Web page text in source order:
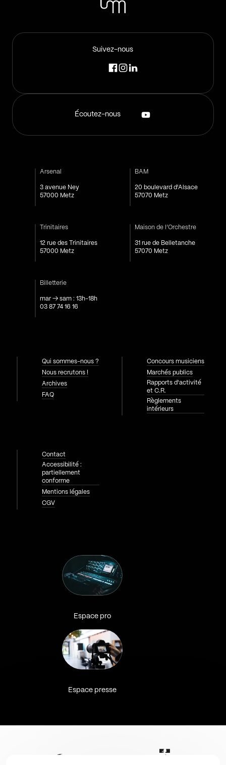
Suivez-nous
Écoutez-nous
Arsenal
3 avenue Ney
57000 Metz
BAM
20 boulevard d'Alsace
57070 Metz
Trinitaires
12 rue des Trinitaires
57000 Metz
Maison de l’Orchestre
31 rue de Belletanche
57070 Metz
Billetterie
mar → sam : 13h-18h
03 87 74 16 16
Qui sommes-nous ?
Nous recrutons !
Archives
FAQ
Concours musiciens
Marchés publics
Rapports d'activité
et C.R.
Règlements
intérieurs
Contact
Accessibilité :
partiellement
conforme
Mentions légales
CGV
Espace pro
Espace presse